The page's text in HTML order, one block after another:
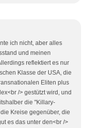
ich nicht, aber alles
und meinen
reflektiert es nur
Klasse der USA, die
Eliten plus
/> gestützt wird, und
die "Killary-
Kreise gegenüber, die
es das unter den<br />